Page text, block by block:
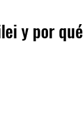
y por qué